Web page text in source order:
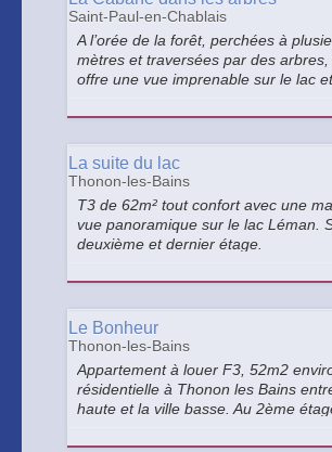
Saint-Paul-en-Chablais
A l’orée de la forêt, perchées à
mètres et traversées par des
offre une vue imprenable sur le lac
La suite du lac
Thonon-les-Bains
T3 de 62m² tout confort avec une
vue panoramique sur le lac Léman.
deuxième et dernier étage.
Le Bonheur
Thonon-les-Bains
Appartement à louer F3, 52m2
résidentielle à Thonon les Bains
haute et la ville basse. Au 2ème
petit jardin privé.